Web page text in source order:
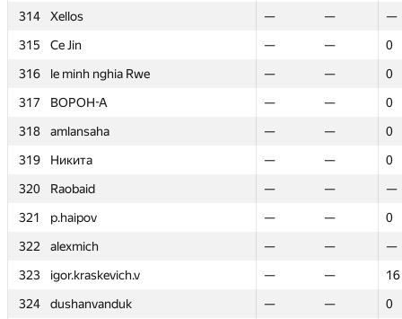
314
Xellos — —
—
315
Ce Jin — —
0
316
le minh nghia Rwe — —
0
317
BOPOH-A — —
0
318
amlansaha — —
0
319
Никита — —
0
320
Raobaid — —
—
321
p.haipov — —
0
322
alexmich — —
—
323
igor.kraskevich.v — —
16
324
dushanvanduk — —
0
314
Xellos — —
—
315
Ce Jin — —
0
316
le minh nghia Rwe — —
0
317
BOPOH-A — —
0
318
amlansaha — —
0
319
Никита — —
0
320
Raobaid — —
—
321
p.haipov — —
0
322
alexmich — —
—
323
igor.kraskevich.v — —
16
324
dushanvanduk — —
0